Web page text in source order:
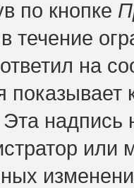
по кнопке
течение
на
Эта надпись
или